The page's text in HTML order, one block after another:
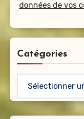
données de vos
Catégories